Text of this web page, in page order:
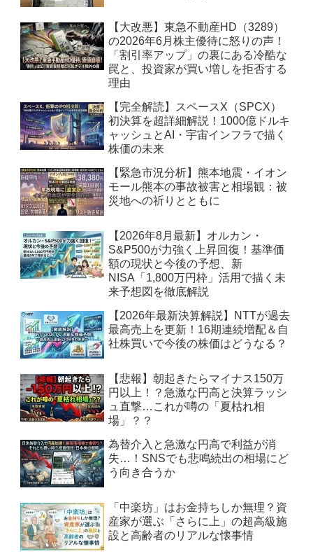
【大改悪】東急不動産HD（3289）
の2026年6月株主優待に怒りの声！
「割引率アップ」の裏にある冷酷な
罠と、投資家が買い増しを拒否する
理由
【完全解読】スペースX（SPCX）
初決算を超詳細解説！1000億ドルキ
ャッシュとAI・宇宙インフラで描く
株価の未来
【緊急市況分析】熊本地震・イオン
モール熊本の事故被害と相場観：被
災地への祈りとともに
【2026年8月最新】オルカン・
S&P500が力強く上昇回復！基準価
額の現状と今後の予想、新
NISA「1,800万円枠」活用で描く未
来予想図を徹底解説
【2026年最新決算解説】NTTが過去
最高売上を更新！16期連続増配＆自
社株買いで今後の株価はどうなる？
【悲報】朝起きたらマイナス150万
円以上！？急激な円高と決算ラッシ
ュ直撃…これが噂の「夏枯れ相
場」？？
為替介入と急激な円高で利益が消
失…！SNSでも悲鳴続出の相場にど
う向き合うか
「中楽坊」はお金持ちしか無理？資
産家が選ぶ「さらに上」の超高級施
設と高齢者のリアルな懐事情